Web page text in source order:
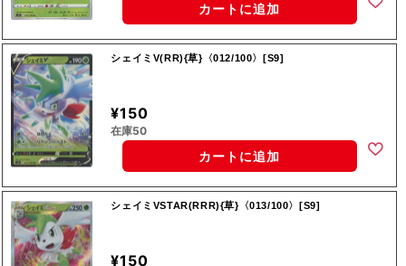
カートに追加
シェイミV(RR){草}〈012/100〉[S9]
¥150
在庫50
カートに追加
シェイミVSTAR(RRR){草}〈013/100〉[S9]
¥150